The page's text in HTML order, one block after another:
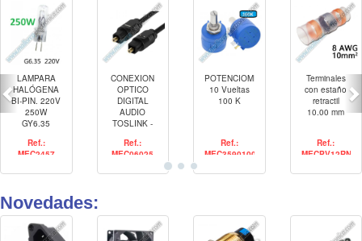
LAMPARA
HALÓGENA
BI-PIN. 220V
250W
GY6.35
Ref.:
MEC2457
CONEXION
OPTICO
DIGITAL
AUDIO
TOSLINK -
mtrs
Ref.:
MEC06025
POTENCIOMETRO
10 Vueltas
100 K
Ref.:
MEC3590100K
Terminales
con estaño
retractil
10.00 mm
Ref.:
MECPV12RN
Novedades: